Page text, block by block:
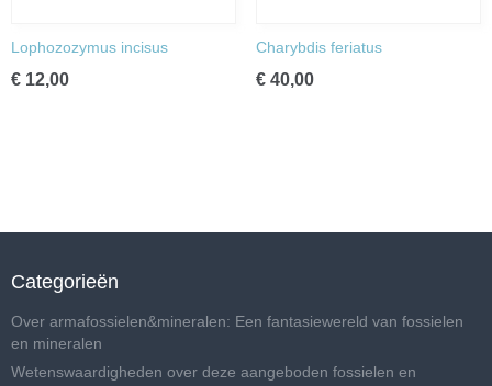
Lophozozymus incisus
€ 12,00
Charybdis feriatus
€ 40,00
Categorieën
Over armafossielen&mineralen: Een fantasiewereld van fossielen
en mineralen
Wetenswaardigheden over deze aangeboden fossielen en